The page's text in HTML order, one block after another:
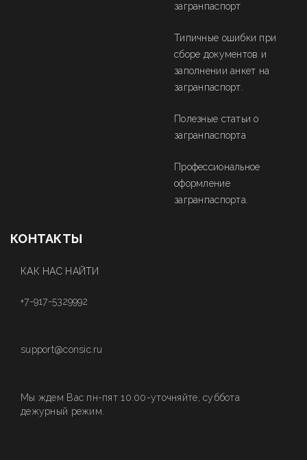
загранпаспорт
Типичные ошибки при
сборе документов и
заполнении анкет на
загранпаспорт.
Полезные статьи о
загранпаспорта
Профессиональное
оформление
загранпаспорта.
КОНТАКТЫ
КАК НАС НАЙТИ
+7-917-5329992
support@consic.ru
Мы ждем Вас пн-пят 10.00-уточняйте, суббота
дежурный режим.